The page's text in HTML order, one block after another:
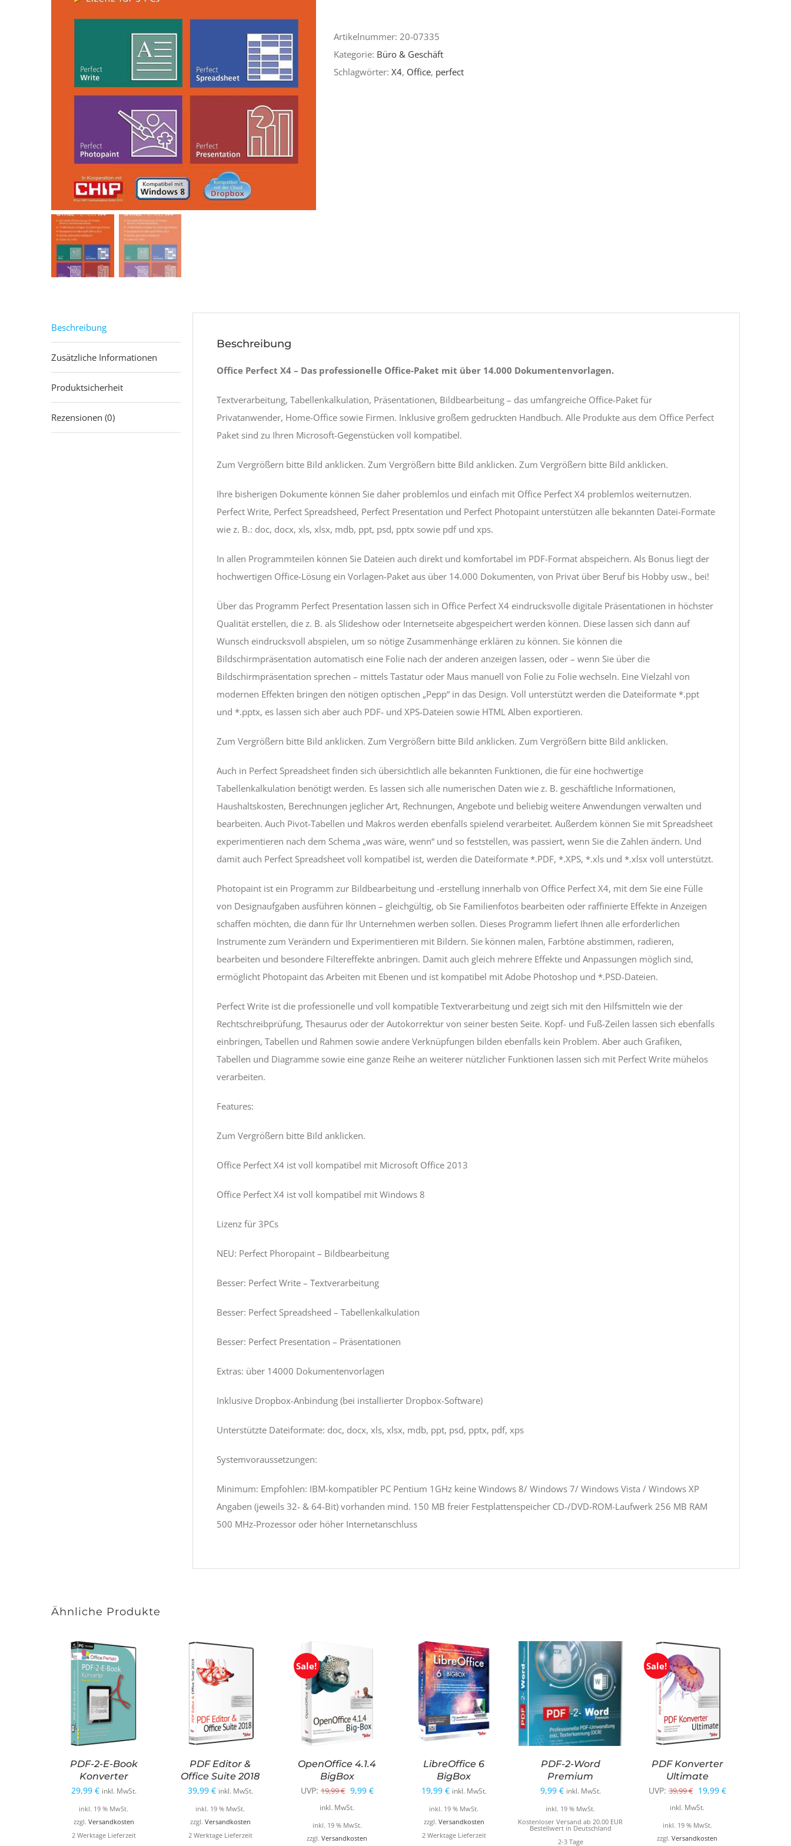
Menge
Artikelnummer: 20-07335
Kategorie: Büro & Geschäft
Schlagwörter: X4, Office, perfect
Beschreibung
Zusätzliche Informationen
Produktsicherheit
Rezensionen (0)
Beschreibung
Office Perfect X4 – Das professionelle Office-Paket mit über 14.000 Dokumentenvorlagen.
Textverarbeitung, Tabellenkalkulation, Präsentationen, Bildbearbeitung – das umfangreiche Office-Paket für
Privatanwender, Home-Office sowie Firmen. Inklusive großem gedruckten Handbuch. Alle Produkte aus dem Office Perfect
Paket sind zu Ihren Microsoft-Gegenstücken voll kompatibel.
Zum Vergrößern bitte Bild anklicken. Zum Vergrößern bitte Bild anklicken. Zum Vergrößern bitte Bild anklicken.
Ihre bisherigen Dokumente können Sie daher problemlos und einfach mit Office Perfect X4 problemlos weiternutzen.
Perfect Write, Perfect Spreadsheed, Perfect Presentation und Perfect Photopaint unterstützen alle bekannten Datei-Formate
wie z. B.: doc, docx, xls, xlsx, mdb, ppt, psd, pptx sowie pdf und xps.
In allen Programmteilen können Sie Dateien auch direkt und komfortabel im PDF-Format abspeichern. Als Bonus liegt der
hochwertigen Office-Lösung ein Vorlagen-Paket aus über 14.000 Dokumenten, von Privat über Beruf bis Hobby usw., bei!
Über das Programm Perfect Presentation lassen sich in Office Perfect X4 eindrucksvolle digitale Präsentationen in höchster
Qualität erstellen, die z. B. als Slideshow oder Internetseite abgespeichert werden können. Diese lassen sich dann auf
Wunsch eindrucksvoll abspielen, um so nötige Zusammenhänge erklären zu können. Sie können die
Bildschirmpräsentation automatisch eine Folie nach der anderen anzeigen lassen, oder – wenn Sie über die
Bildschirmpräsentation sprechen – mittels Tastatur oder Maus manuell von Folie zu Folie wechseln. Eine Vielzahl von
modernen Effekten bringen den nötigen optischen „Pepp“ in das Design. Voll unterstützt werden die Dateiformate *.ppt
und *.pptx, es lassen sich aber auch PDF- und XPS-Dateien sowie HTML Alben exportieren.
Zum Vergrößern bitte Bild anklicken. Zum Vergrößern bitte Bild anklicken. Zum Vergrößern bitte Bild anklicken.
Auch in Perfect Spreadsheet finden sich übersichtlich alle bekannten Funktionen, die für eine hochwertige
Tabellenkalkulation benötigt werden. Es lassen sich alle numerischen Daten wie z. B. geschäftliche Informationen,
Haushaltskosten, Berechnungen jeglicher Art, Rechnungen, Angebote und beliebig weitere Anwendungen verwalten und
bearbeiten. Auch Pivot-Tabellen und Makros werden ebenfalls spielend verarbeitet. Außerdem können Sie mit Spreadsheet
experimentieren nach dem Schema „was wäre, wenn“ und so feststellen, was passiert, wenn Sie die Zahlen ändern. Und
damit auch Perfect Spreadsheet voll kompatibel ist, werden die Dateiformate *.PDF, *.XPS, *.xls und *.xlsx voll unterstützt.
Photopaint ist ein Programm zur Bildbearbeitung und -erstellung innerhalb von Office Perfect X4, mit dem Sie eine Fülle
von Designaufgaben ausführen können – gleichgültig, ob Sie Familienfotos bearbeiten oder raffinierte Effekte in Anzeigen
schaffen möchten, die dann für Ihr Unternehmen werben sollen. Dieses Programm liefert Ihnen alle erforderlichen
Instrumente zum Verändern und Experimentieren mit Bildern. Sie können malen, Farbtöne abstimmen, radieren,
bearbeiten und besondere Filtereffekte anbringen. Damit auch gleich mehrere Effekte und Anpassungen möglich sind,
ermöglicht Photopaint das Arbeiten mit Ebenen und ist kompatibel mit Adobe Photoshop und *.PSD-Dateien.
Perfect Write ist die professionelle und voll kompatible Textverarbeitung und zeigt sich mit den Hilfsmitteln wie der
Rechtschreibprüfung, Thesaurus oder der Autokorrektur von seiner besten Seite. Kopf- und Fuß-Zeilen lassen sich ebenfalls
einbringen, Tabellen und Rahmen sowie andere Verknüpfungen bilden ebenfalls kein Problem. Aber auch Grafiken,
Tabellen und Diagramme sowie eine ganze Reihe an weiterer nützlicher Funktionen lassen sich mit Perfect Write mühelos
verarbeiten.
Features:
Zum Vergrößern bitte Bild anklicken.
Office Perfect X4 ist voll kompatibel mit Microsoft Office 2013
Office Perfect X4 ist voll kompatibel mit Windows 8
Lizenz für 3PCs
NEU: Perfect Phoropaint – Bildbearbeitung
Besser: Perfect Write – Textverarbeitung
Besser: Perfect Spreadsheed – Tabellenkalkulation
Besser: Perfect Presentation – Präsentationen
Extras: über 14000 Dokumentenvorlagen
Inklusive Dropbox-Anbindung (bei installierter Dropbox-Software)
Unterstützte Dateiformate: doc, docx, xls, xlsx, mdb, ppt, psd, pptx, pdf, xps
Systemvoraussetzungen:
Minimum: Empfohlen: IBM-kompatibler PC Pentium 1GHz keine Windows 8/ Windows 7/ Windows Vista / Windows XP
Angaben (jeweils 32- & 64-Bit) vorhanden mind. 150 MB freier Festplattenspeicher CD-/DVD-ROM-Laufwerk 256 MB RAM
500 MHz-Prozessor oder höher Internetanschluss
Ähnliche Produkte
PDF-2-E-Book
Konverter
29,99 € inkl. MwSt.
inkl. 19 % MwSt.
zzgl. Versandkosten
2 Werktage Lieferzeit
PDF Editor &
Office Suite 2018
39,99 € inkl. MwSt.
inkl. 19 % MwSt.
zzgl. Versandkosten
2 Werktage Lieferzeit
Sale!
OpenOffice 4.1.4
BigBox
UVP: 19,99€ Ursprünglicher
Preis
war:
19,99 €
9,99 €Aktueller
inkl. MwSt.
inkl. 19 % MwSt.
zzgl.Versandkosten
LibreOffice 6
BigBox
19,99 € inkl. MwSt.
inkl. 19 % MwSt.
zzgl. Versandkosten
2 Werktage Lieferzeit
PDF-2-Word
Premium
9,99 € inkl. MwSt.
inkl. 19 % MwSt.
Kostenloser Versand ab 20.00 EUR
Bestellwert in Deutschland
2-3 Tage
Sale!
PDF Konverter
Ultimate
UVP: 39,99€ Ursprünglicher
Preis
war:
39,99 €
19,99 €Aktueller
inkl. MwSt.
inkl. 19 % MwSt.
zzgl.Versandkosten